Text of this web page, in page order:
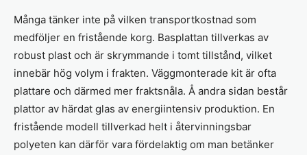
Många tänker inte på vilken transportkostnad som
medföljer en fristående korg. Basplattan tillverkas av
robust plast och är skrymmande i tomt tillstånd, vilket
innebär hög volym i frakten. Väggmonterade kit är ofta
plattare och därmed mer fraktsnåla. Å andra sidan består
plattor av härdat glas av energiintensiv produktion. En
fristående modell tillverkad helt i återvinningsbar
polyeten kan därför vara fördelaktig om man betänker